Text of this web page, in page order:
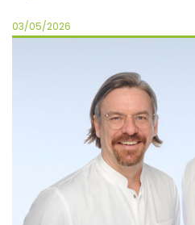
03/05/2026